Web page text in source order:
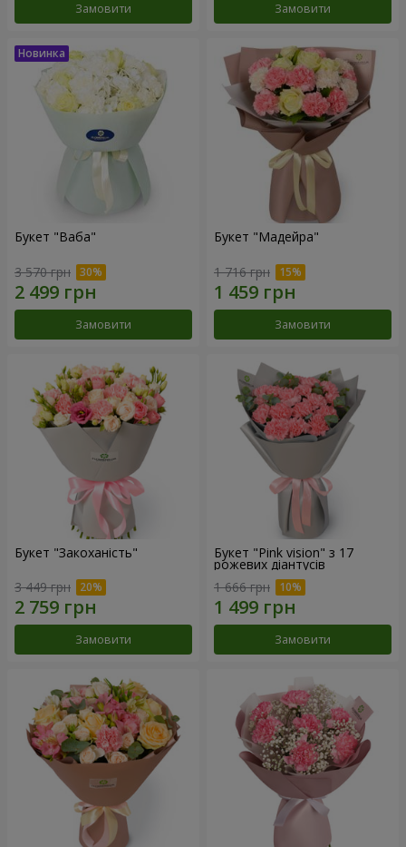
Замовити Замовити
Букет "Ваба"
3 570 грн
Замовити
Букет "Мадейра"
1 716 грн
Замовити
Букет "Закоханість"
3 449 грн
Замовити
Букет "Pink vision" з 17
рожевих діантусів
1 666 грн
Замовити